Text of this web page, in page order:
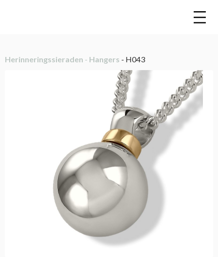
Herinneringssieraden - Hangers - H043